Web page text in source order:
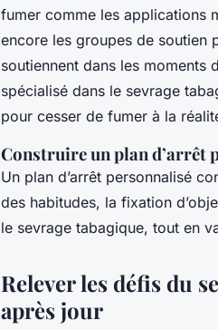
fumer comme les applications
encore les groupes de soutien
soutiennent dans les moments
spécialisé dans le sevrage
pour cesser de fumer à la
Construire un plan d’arrêt
Un plan d’arrêt personnalisé
des habitudes, la fixation
le sevrage tabagique, tout en
Relever les défis du
après jour